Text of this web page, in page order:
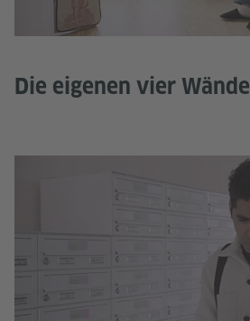
Die eigenen vier Wände